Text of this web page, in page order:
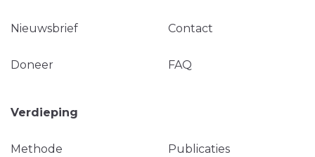
Nieuwsbrief Contact
Doneer FAQ
Verdieping
Methode Publicaties